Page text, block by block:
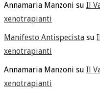
Annamaria Manzoni su Il
xenotrapianti
Manifesto Antispecista su
xenotrapianti
Annamaria Manzoni su Il
xenotrapianti